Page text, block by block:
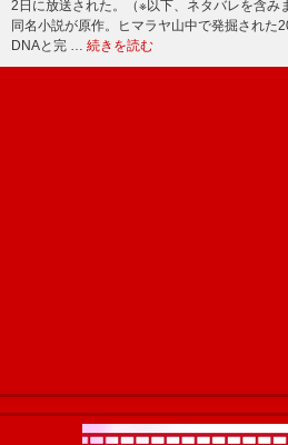
2日に放送された。（※以下、ネタバレを含
同名小説が原作。ヒマラヤ山中で発掘された
DNAと完 … 続きを読む